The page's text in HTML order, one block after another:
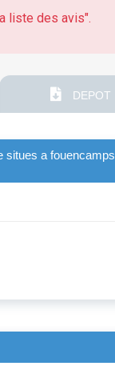
liste des avis".
DEPOT
situes a fouencamps